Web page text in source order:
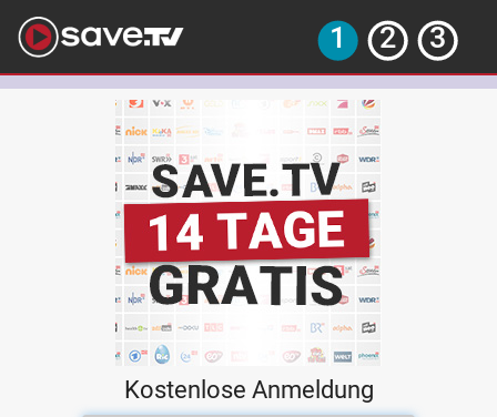
Kostenlose Anmeldung